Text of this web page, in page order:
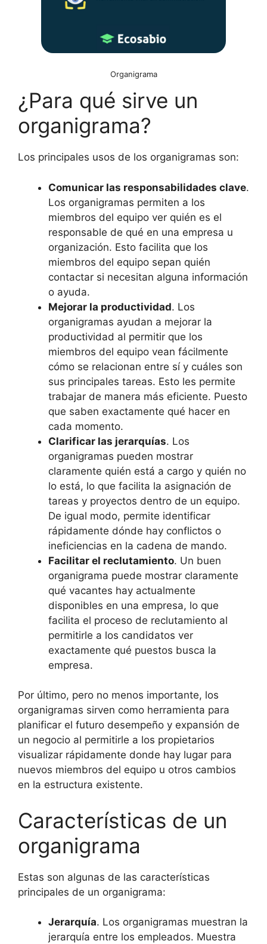
Organigrama
¿Para qué sirve un
organigrama?
Los principales usos de los organigramas son:
Comunicar las responsabilidades clave.
Los organigramas permiten a los
miembros del equipo ver quién es el
responsable de qué en una empresa u
organización. Esto facilita que los
miembros del equipo sepan quién
contactar si necesitan alguna información
o ayuda.
Mejorar la productividad. Los
organigramas ayudan a mejorar la
productividad al permitir que los
miembros del equipo vean fácilmente
cómo se relacionan entre sí y cuáles son
sus principales tareas. Esto les permite
trabajar de manera más eficiente. Puesto
que saben exactamente qué hacer en
cada momento.
Clarificar las jerarquías. Los
organigramas pueden mostrar
claramente quién está a cargo y quién no
lo está, lo que facilita la asignación de
tareas y proyectos dentro de un equipo.
De igual modo, permite identificar
rápidamente dónde hay conflictos o
ineficiencias en la cadena de mando.
Facilitar el reclutamiento. Un buen
organigrama puede mostrar claramente
qué vacantes hay actualmente
disponibles en una empresa, lo que
facilita el proceso de reclutamiento al
permitirle a los candidatos ver
exactamente qué puestos busca la
empresa.
Por último, pero no menos importante, los
organigramas sirven como herramienta para
planificar el futuro desempeño y expansión de
un negocio al permitirle a los propietarios
visualizar rápidamente donde hay lugar para
nuevos miembros del equipo u otros cambios
en la estructura existente.
Características de un
organigrama
Estas son algunas de las características
principales de un organigrama:
Jerarquía. Los organigramas muestran la
jerarquía entre los empleados. Muestra